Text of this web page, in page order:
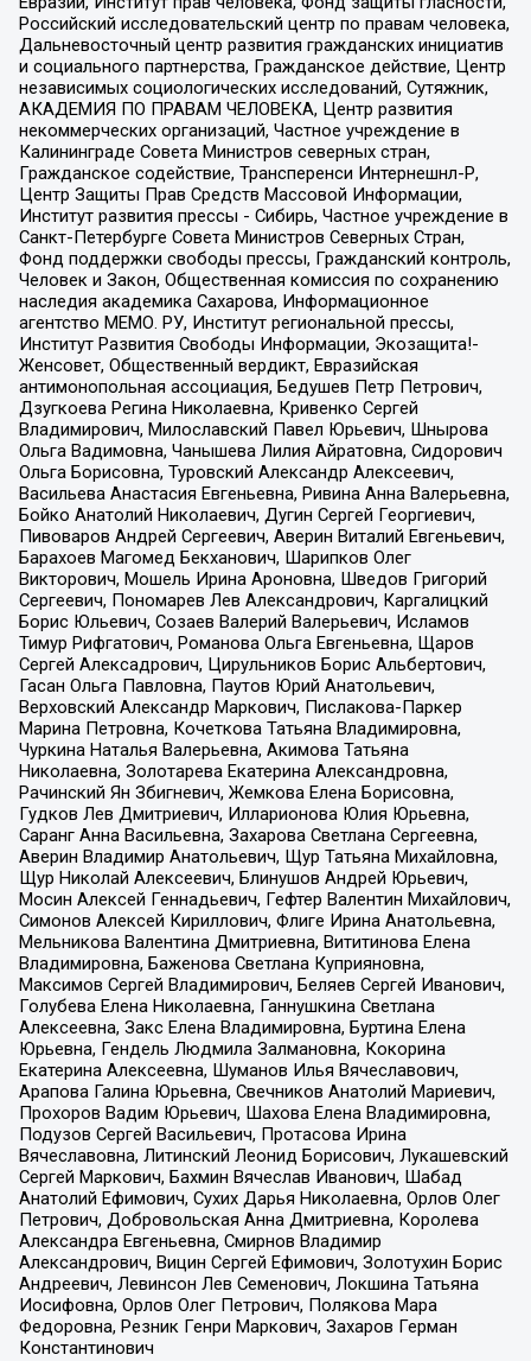
Российский исследовательский центр по правам человека,
Дальневосточный центр развития гражданских инициатив
и социального партнерства, Гражданское действие, Центр
независимых социологических исследований, Сутяжник,
АКАДЕМИЯ ПО ПРАВАМ ЧЕЛОВЕКА, Центр развития
некоммерческих организаций, Частное учреждение в
Калининграде Совета Министров северных стран,
Гражданское содействие, Трансперенси Интернешнл-Р,
Центр Защиты Прав Средств Массовой Информации,
Институт развития прессы - Сибирь, Частное учреждение в
Санкт-Петербурге Совета Министров Северных Стран,
Фонд поддержки свободы прессы, Гражданский контроль,
Человек и Закон, Общественная комиссия по сохранению
наследия академика Сахарова, Информационное
агентство МЕМО. РУ, Институт региональной прессы,
Институт Развития Свободы Информации, Экозащита!-
Женсовет, Общественный вердикт, Евразийская
антимонопольная ассоциация, Бедушев Петр Петрович,
Дзугкоева Регина Николаевна, Кривенко Сергей
Владимирович, Милославский Павел Юрьевич, Шнырова
Ольга Вадимовна, Чанышева Лилия Айратовна, Сидорович
Ольга Борисовна, Туровский Александр Алексеевич,
Васильева Анастасия Евгеньевна, Ривина Анна Валерьевна,
Бойко Анатолий Николаевич, Дугин Сергей Георгиевич,
Пивоваров Андрей Сергеевич, Аверин Виталий Евгеньевич,
Барахоев Магомед Бекханович, Шарипков Олег
Викторович, Мошель Ирина Ароновна, Шведов Григорий
Сергеевич, Пономарев Лев Александрович, Каргалицкий
Борис Юльевич, Созаев Валерий Валерьевич, Исламов
Тимур Рифгатович, Романова Ольга Евгеньевна, Щаров
Сергей Алексадрович, Цирульников Борис Альбертович,
Гасан Ольга Павловна, Паутов Юрий Анатольевич,
Верховский Александр Маркович, Пислакова-Паркер
Марина Петровна, Кочеткова Татьяна Владимировна,
Чуркина Наталья Валерьевна, Акимова Татьяна
Николаевна, Золотарева Екатерина Александровна,
Рачинский Ян Збигневич, Жемкова Елена Борисовна,
Гудков Лев Дмитриевич, Илларионова Юлия Юрьевна,
Саранг Анна Васильевна, Захарова Светлана Сергеевна,
Аверин Владимир Анатольевич, Щур Татьяна Михайловна,
Щур Николай Алексеевич, Блинушов Андрей Юрьевич,
Мосин Алексей Геннадьевич, Гефтер Валентин Михайлович,
Симонов Алексей Кириллович, Флиге Ирина Анатольевна,
Мельникова Валентина Дмитриевна, Вититинова Елена
Владимировна, Баженова Светлана Куприяновна,
Максимов Сергей Владимирович, Беляев Сергей Иванович,
Голубева Елена Николаевна, Ганнушкина Светлана
Алексеевна, Закс Елена Владимировна, Буртина Елена
Юрьевна, Гендель Людмила Залмановна, Кокорина
Екатерина Алексеевна, Шуманов Илья Вячеславович,
Арапова Галина Юрьевна, Свечников Анатолий Мариевич,
Прохоров Вадим Юрьевич, Шахова Елена Владимировна,
Подузов Сергей Васильевич, Протасова Ирина
Вячеславовна, Литинский Леонид Борисович, Лукашевский
Сергей Маркович, Бахмин Вячеслав Иванович, Шабад
Анатолий Ефимович, Сухих Дарья Николаевна, Орлов Олег
Петрович, Добровольская Анна Дмитриевна, Королева
Александра Евгеньевна, Смирнов Владимир
Александрович, Вицин Сергей Ефимович, Золотухин Борис
Андреевич, Левинсон Лев Семенович, Локшина Татьяна
Иосифовна, Орлов Олег Петрович, Полякова Мара
Федоровна, Резник Генри Маркович, Захаров Герман
Константинович